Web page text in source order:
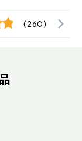
(260)